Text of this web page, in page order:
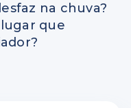
na chuva?
que